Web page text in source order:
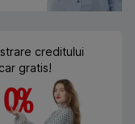
creditului
gratis!